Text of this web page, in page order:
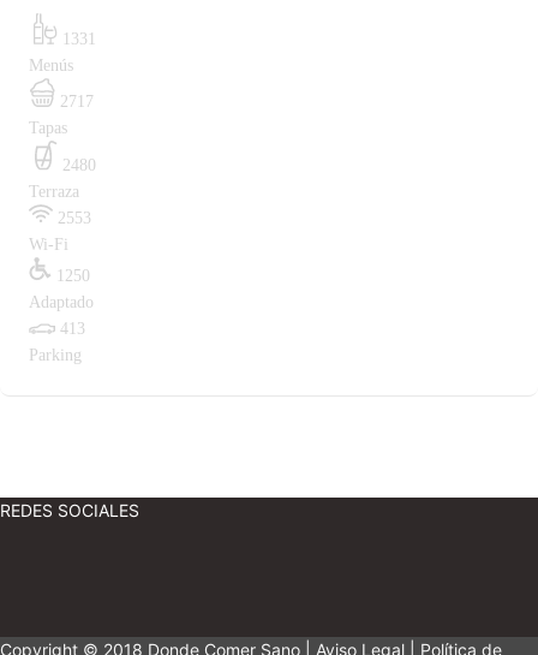
1331
Menús
2717
Tapas
2480
Terraza
2553
Wi-Fi
1250
Adaptado
413
Parking
REDES SOCIALES
Copyright © 2018 Donde Comer Sano | Aviso Legal Política de